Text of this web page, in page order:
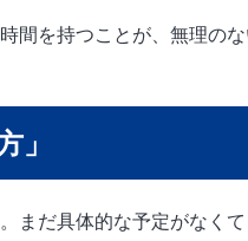
を持つことが、無理のな
」
まだ具体的な予定がなく